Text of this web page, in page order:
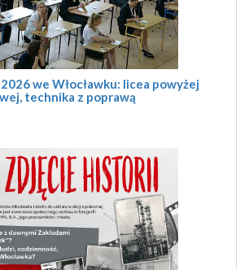
we Włocławku: licea powyżej
technika z poprawą